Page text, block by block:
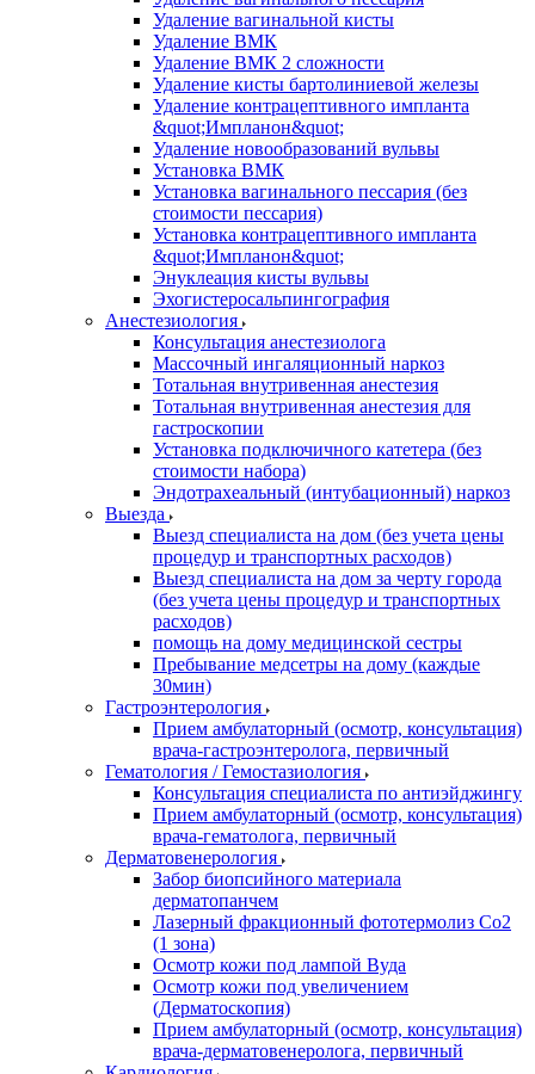
Удаление вагинальной кисты
Удаление ВМК
Удаление ВМК 2 сложности
Удаление кисты бартолиниевой железы
Удаление контрацептивного импланта
&quot;Импланон&quot;
Удаление новообразований вульвы
Установка ВМК
Установка вагинального пессария (без
стоимости пессария)
Установка контрацептивного импланта
&quot;Импланон&quot;
Энуклеация кисты вульвы
Эхогистеросальпингография
Анестезиология
Консультация анестезиолога
Массочный ингаляционный наркоз
Тотальная внутривенная анестезия
Тотальная внутривенная анестезия для
гастроскопии
Установка подключичного катетера (без
стоимости набора)
Эндотрахеальный (интубационный) наркоз
Выезда
Выезд специалиста на дом (без учета цены
процедур и транспортных расходов)
Выезд специалиста на дом за черту города
(без учета цены процедур и транспортных
расходов)
помощь на дому медицинской сестры
Пребывание медсетры на дому (каждые
30мин)
Гастроэнтерология
Прием амбулаторный (осмотр, консультация)
врача-гастроэнтеролога, первичный
Гематология / Гемостазиология
Консультация специалиста по антиэйджингу
Прием амбулаторный (осмотр, консультация)
врача-гематолога, первичный
Дерматовенерология
Забор биопсийного материала
дерматопанчем
Лазерный фракционный фототермолиз Со2
(1 зона)
Осмотр кожи под лампой Вуда
Осмотр кожи под увеличением
(Дерматоскопия)
Прием амбулаторный (осмотр, консультация)
врача-дерматовенеролога, первичный